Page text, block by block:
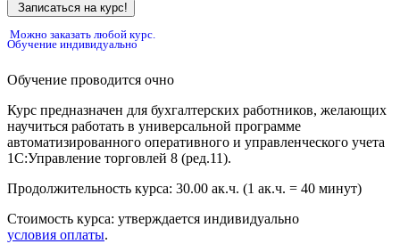
Записаться на курс!
Можно заказать любой курс.
Обучение индивидуально
Обучение проводится очно
Курс предназначен для бухгалтерских работников, желающих
научиться работать в универсальной программе
автоматизированного оперативного и управленческого учета
1С:Управление торговлей 8 (ред.11).
Продолжительность курса: 30.00 ак.ч. (1 ак.ч. = 40 минут)
Стоимость курса: утверждается индивидуально
условия оплаты.